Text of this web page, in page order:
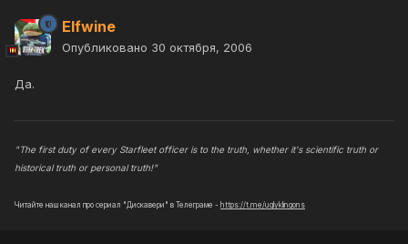
Elfwine
Опубликовано 30 октября, 2006
Да.
"The first duty of every Starfleet officer is to the truth, whether it's scientific truth or
historical truth or personal truth!"
Читайте наш канал про сериал "Дискавери" в Телеграме - https://t.me/uglyklingons